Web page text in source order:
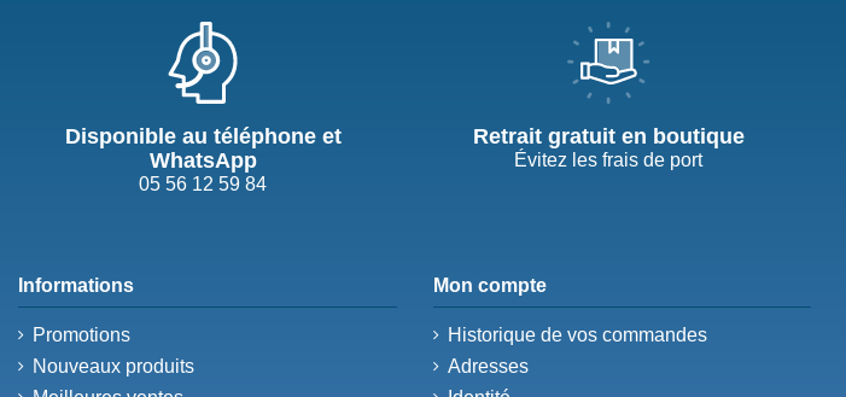
Disponible au téléphone et
WhatsApp
05 56 12 59 84
Retrait gratuit en boutique
Évitez les frais de port
Informations
Promotions
Nouveaux produits
Mon compte
Historique de vos commandes
Adresses